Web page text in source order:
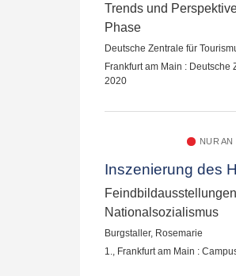
Trends und
Phase
Deutsche Zentrale für
Frankfurt am Main : Deutsche
2020
NUR
Inszenierung des
Nationalsozialismus
Burgstaller, Rosemarie
1., Frankfurt am Main :